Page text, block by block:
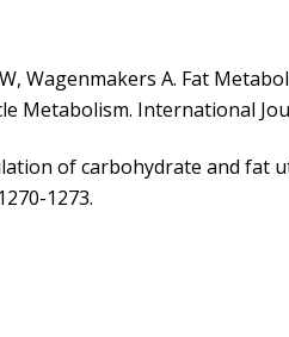
Wagenmakers A. Fat
Metabolism. International
of carbohydrate and fat
1273.